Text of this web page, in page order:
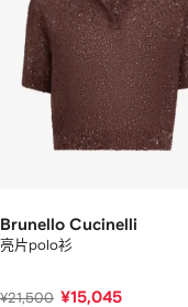
Brunello Cucinelli
亮片polo衫
¥21,500 ¥15,045